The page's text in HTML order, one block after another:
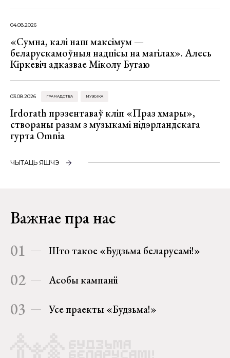
04.08.2026
«Сумна, калі наш максімум —
беларускамоўныя надпісы на магілах». Алесь
Кіркевіч адказвае Міколу Бугаю
03.08.2026 ГРАМАДСТВА МУЗЫКА
Irdorath прэзентаваў кліп «Праз хмары»,
створаны разам з музыкамі нідэрландскага
гурта Omnia
ЧЫТАЦЬ ЯШЧЭ
Важнае пра нас
01 Што такое «Будзьма беларусамі!»
02 Асобы кампаніі
03 Усе праекты «Будзьма!»